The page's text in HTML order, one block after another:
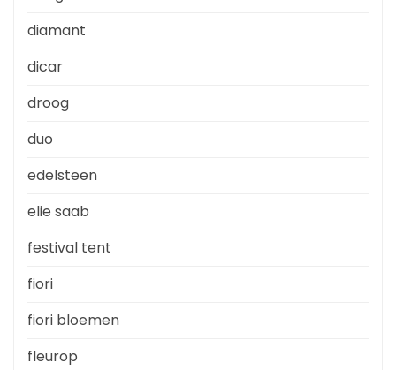
diamant
dicar
droog
duo
edelsteen
elie saab
festival tent
fiori
fiori bloemen
fleurop